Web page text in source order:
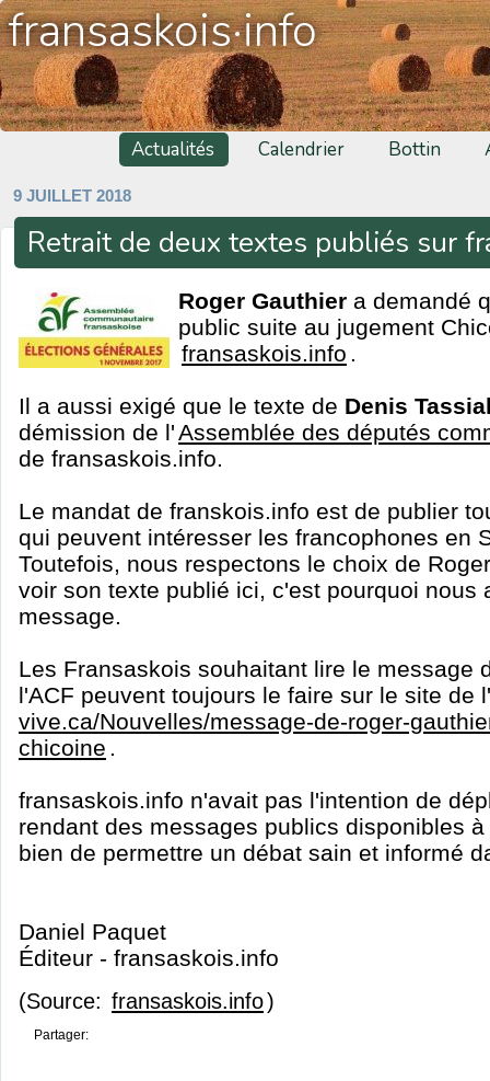
fransaskois·info
Actualités Calendrier Bottin
9 JUILLET 2018
Retrait de deux textes publiés sur
Roger Gauthier a demandé
public suite au jugement
fransaskois.info .
Il a aussi exigé que le texte de Denis
démission de l'Assemblée des députés
de fransaskois.info.
Le mandat de franskois.info est de publier
qui peuvent intéresser les francophones en
Toutefois, nous respectons le choix de
voir son texte publié ici, c'est pourquoi nous
message.
Les Fransaskois souhaitant lire le message
l'ACF peuvent toujours le faire sur le site de
vive.ca/Nouvelles/message-de-roger-
chicoine .
fransaskois.info n'avait pas l'intention de
rendant des messages publics disponibles
bien de permettre un débat sain et informé
Daniel Paquet
Éditeur - fransaskois.info
(Source: fransaskois.info)
Partager: